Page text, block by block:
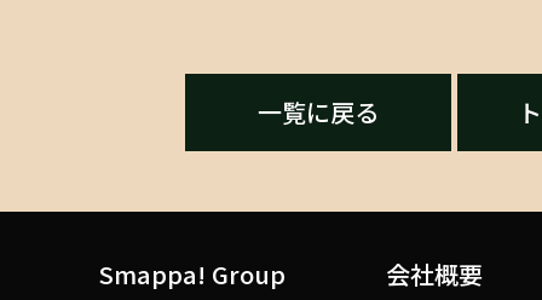
会場アクセス
CONTACT
TICKET
一覧に戻る
Smappa! Group 会社概要